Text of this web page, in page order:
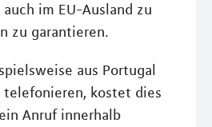
im EU-Ausland zu
zu garantieren.
aus Portugal
telefonieren, kostet dies
Anruf innerhalb